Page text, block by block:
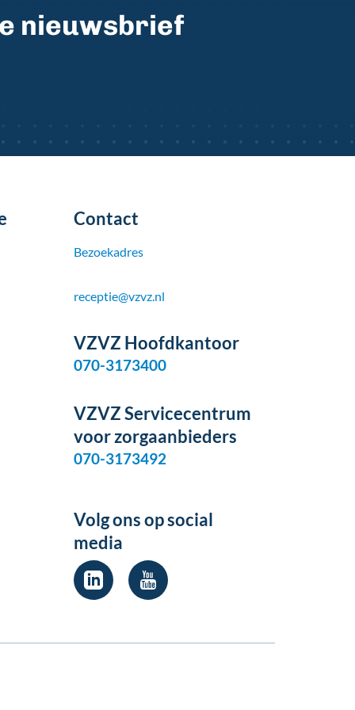
nieuwsbrief
Contact
Bezoekadres
receptie@vzvz.nl
VZVZ Hoofdkantoor
070-3173400
VZVZ Servicecentrum
voor zorgaanbieders
070-3173492
Volg ons op social
media